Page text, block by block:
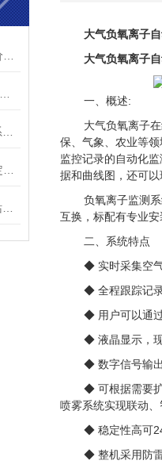
大气负氧离子
大气负氧离子
一、概述:
大气负氧离子
保、气象、农业等
监控记录的自动化
据和曲线图，还可
负氧离子监测
互换，标配有专业
二、系统特点
◆ 实时采集空
◆ 全程跟踪记
◆ 用户可以通
◆ 液晶显示，
◆ 数字信号输
◆ 可根据需要
喷雾系统实现联动
◆ 稳定性高可
◆ 整机采用防